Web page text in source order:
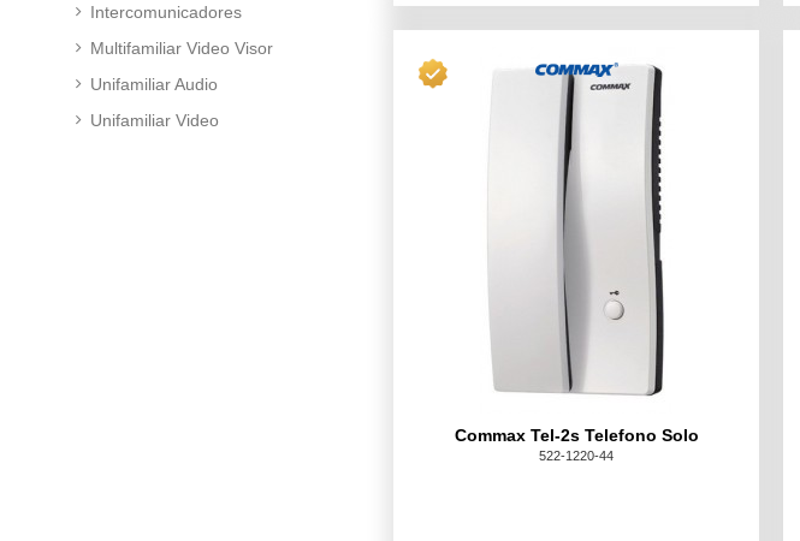
Commax Tel-2s Telefono Solo
522-1220-44
Intercomunicadores
Multifamiliar Video Visor
Unifamiliar Audio
Unifamiliar Video